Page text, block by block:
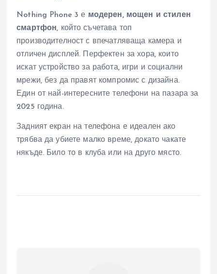
Nothing Phone 3 е модерен, мощен и стилен
смартфон, който съчетава топ
производителност с впечатляваща камера и
отличен дисплей. Перфектен за хора, които
искат устройство за работа, игри и социални
мрежи, без да правят компромис с дизайна.
Един от най-интересните телефони на пазара за
2025 година.
Задният екран на телефона е идеален ако
трябва да убиете малко време, докато чакате
някъде. Било то в клуба или на друго място.